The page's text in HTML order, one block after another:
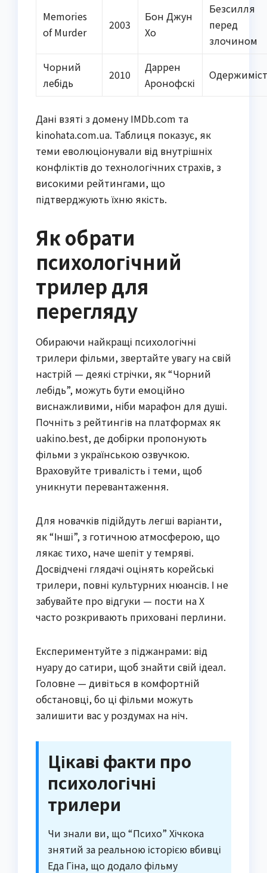
Memories
of Murder
2003
Бон Джун
Хо
Безсилля
перед
злочином
Чорний
лебідь
2010
Даррен
Аронофскі
Дані взяті з домену IMDb.com та
kinohata.com.ua. Таблиця показує, як
теми еволюціонували від внутрішніх
конфліктів до технологічних страхів, з
високими рейтингами, що
підтверджують їхню якість.
Як обрати
психологічний
трилер для
перегляду
Обираючи найкращі психологічні
трилери фільми, звертайте увагу на свій
настрій — деякі стрічки, як “Чорний
лебідь”, можуть бути емоційно
виснажливими, ніби марафон для душі.
Почніть з рейтингів на платформах як
uakino.best, де добірки пропонують
фільми з українською озвучкою.
Враховуйте тривалість і теми, щоб
уникнути перевантаження.
Для новачків підійдуть легші варіанти,
як “Інші”, з готичною атмосферою, що
лякає тихо, наче шепіт у темряві.
Досвідчені глядачі оцінять корейські
трилери, повні культурних нюансів. І не
забувайте про відгуки — пости на X
часто розкривають приховані перлини.
Експериментуйте з піджанрами: від
нуару до сатири, щоб знайти свій ідеал.
Головне — дивіться в комфортній
обстановці, бо ці фільми можуть
залишити вас у роздумах на ніч.
Цікаві факти про
психологічні
трилери
Чи знали ви, що “Психо” Хічкока
знятий за реальною історією вбивці
Еда Гіна, що додало фільму